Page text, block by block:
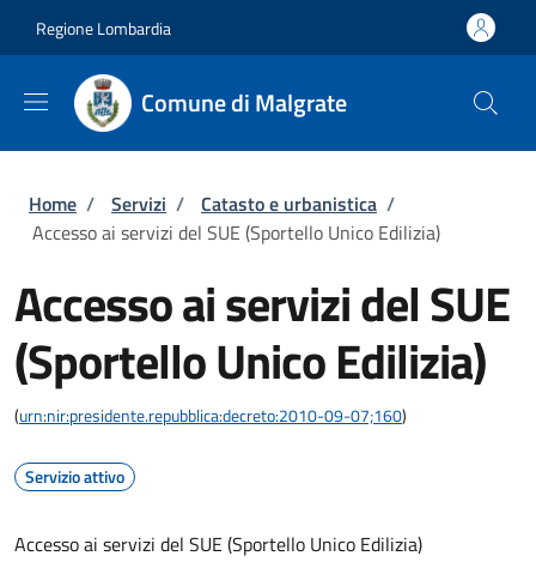
Regione Lombardia
Comune di Malgrate
Briciole di pane
Home / Servizi / Catasto e urbanistica /
Accesso ai servizi del SUE (Sportello Unico Edilizia)
Accesso ai servizi del SUE
(Sportello Unico Edilizia)
(urn:nir:presidente.repubblica:decreto:2010-09-07;160)
Servizio attivo
Accesso ai servizi del SUE (Sportello Unico Edilizia)